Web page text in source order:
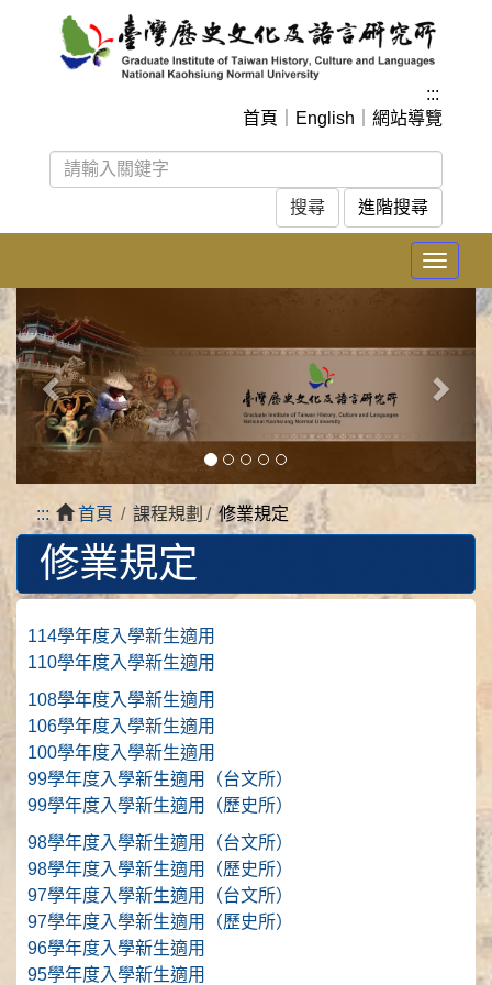
:::
首頁
English 網站導覽
進階搜尋
Toggle
上
一
張
一
張
::: 首頁 課程規劃 修業規定
修業規定
114學年度入學新生適用
110學年度入學新生適用
108學年度入學新生適用
106學年度入學新生適用
100學年度入學新生適用
99學年度入學新生適用（台文所）
99學年度入學新生適用（歷史所）
98學年度入學新生適用（台文所）
98學年度入學新生適用（歷史所）
97學年度入學新生適用（台文所）
97學年度入學新生適用（歷史所）
96學年度入學新生適用
95學年度入學新生適用